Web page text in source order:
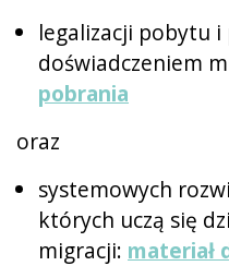
legalizacji pobytu i
doświadczeniem
pobrania
oraz
systemowych
których uczą się
migracji: materiał